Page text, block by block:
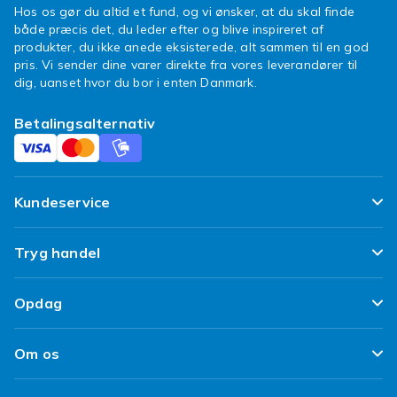
spionudstyr.
Køb nu, og gør dit hjem til et mere sikkert sted
på ingen tid. Med et bredt udvalg og gode
priser er det nemt at finde den rigtige løsning
med pålidelige alarmer og
overvågningsprodukter fra vores sortiment.
Hos os gør du altid et fund, og vi ønsker, at du skal finde
både præcis det, du leder efter og blive inspireret af
produkter, du ikke anede eksisterede, alt sammen til en god
pris. Vi sender dine varer direkte fra vores leverandører til
dig, uanset hvor du bor i enten Danmark.
Betalingsalternativ
Kundeservice
Ofte stillede spørgsmål
Spor min pakke
Levering
Fortryd & returner her
Tryg handel
Tilfredshedsgaranti
Kundeanmeldelser
Opdag
Top 100 fund
Design dit eget tøj
Om os